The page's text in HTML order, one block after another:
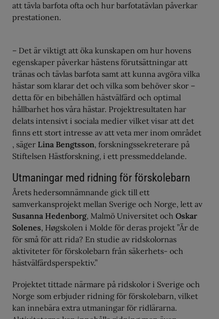
att tävla barfota ofta och hur barfotatävlan påverkar
prestationen.
– Det är viktigt att öka kunskapen om hur hovens
egenskaper påverkar hästens förutsättningar att
tränas och tävlas barfota samt att kunna avgöra vilka
hästar som klarar det och vilka som behöver skor –
detta för en bibehållen hästvälfärd och optimal
hållbarhet hos våra hästar. Projektresultaten har
delats intensivt i sociala medier vilket visar att det
finns ett stort intresse av att veta mer inom området
, säger Lina Bengtsson, forskningssekreterare på
Stiftelsen Hästforskning, i ett pressmeddelande.
Utmaningar med ridning för förskolebarn
Årets hedersomnämnande gick till ett
samverkansprojekt mellan Sverige och Norge, lett av
Susanna Hedenborg, Malmö Universitet och Oskar
Solenes, Høgskolen i Molde för deras projekt ”Är de
för små för att rida? En studie av ridskolornas
aktiviteter för förskolebarn från säkerhets- och
hästvälfärdsperspektiv.”
Projektet tittade närmare på ridskolor i Sverige och
Norge som erbjuder ridning för förskolebarn, vilket
kan innebära extra utmaningar för ridlärarna.